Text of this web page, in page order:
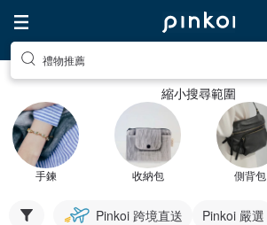
禮物推薦
縮小搜尋範圍
手鍊 收納包 側背包
Pinkoi 跨境直送 Pinkoi 嚴選